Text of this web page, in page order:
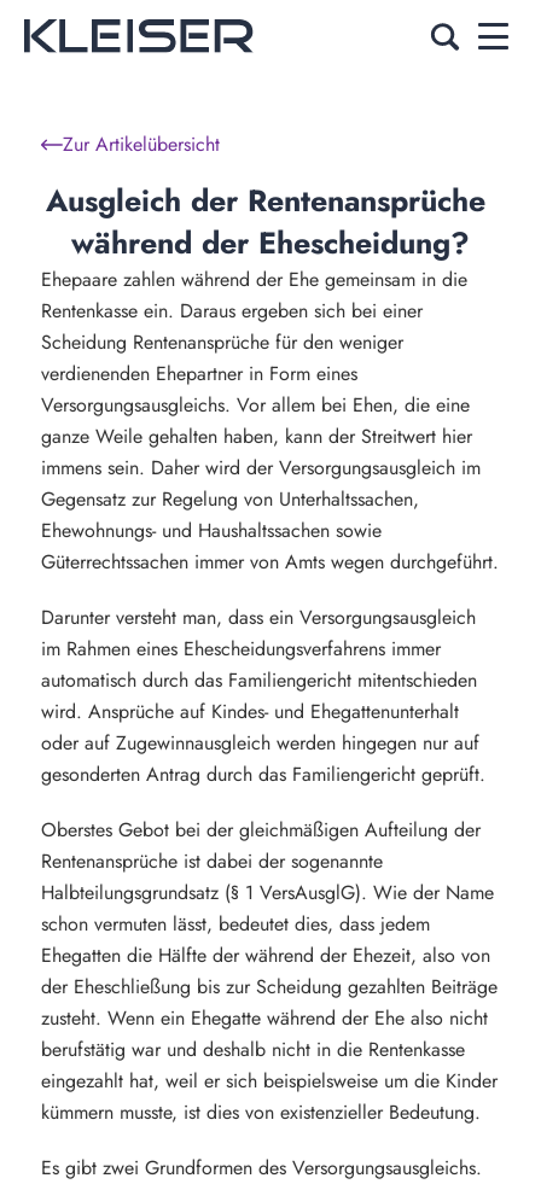
Zur Artikelübersicht
Ausgleich der Rentenansprüche
während der Ehescheidung?
Ehepaare zahlen während der Ehe gemeinsam in die
Rentenkasse ein. Daraus ergeben sich bei einer
Scheidung Rentenansprüche für den weniger
verdienenden Ehepartner in Form eines
Versorgungsausgleichs. Vor allem bei Ehen, die eine
ganze Weile gehalten haben, kann der Streitwert hier
immens sein. Daher wird der Versorgungsausgleich im
Gegensatz zur Regelung von Unterhaltssachen,
Ehewohnungs- und Haushaltssachen sowie
Güterrechtssachen immer von Amts wegen durchgeführt.
Darunter versteht man, dass ein Versorgungsausgleich
im Rahmen eines Ehescheidungsverfahrens immer
automatisch durch das Familiengericht mitentschieden
wird. Ansprüche auf Kindes- und Ehegattenunterhalt
oder auf Zugewinnausgleich werden hingegen nur auf
gesonderten Antrag durch das Familiengericht geprüft.
Oberstes Gebot bei der gleichmäßigen Aufteilung der
Rentenansprüche ist dabei der sogenannte
Halbteilungsgrundsatz (§ 1 VersAusglG). Wie der Name
schon vermuten lässt, bedeutet dies, dass jedem
Ehegatten die Hälfte der während der Ehezeit, also von
der Eheschließung bis zur Scheidung gezahlten Beiträge
zusteht. Wenn ein Ehegatte während der Ehe also nicht
berufstätig war und deshalb nicht in die Rentenkasse
eingezahlt hat, weil er sich beispielsweise um die Kinder
kümmern musste, ist dies von existenzieller Bedeutung.
Es gibt zwei Grundformen des Versorgungsausgleichs.